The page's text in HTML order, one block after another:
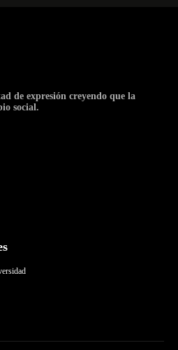
de expresión creyendo que la
social.